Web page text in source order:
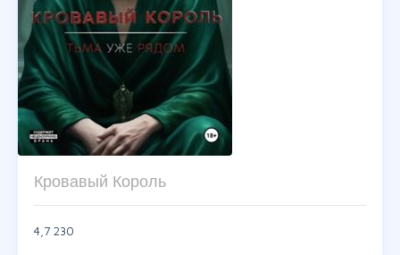
Кровавый Король
4,7 230